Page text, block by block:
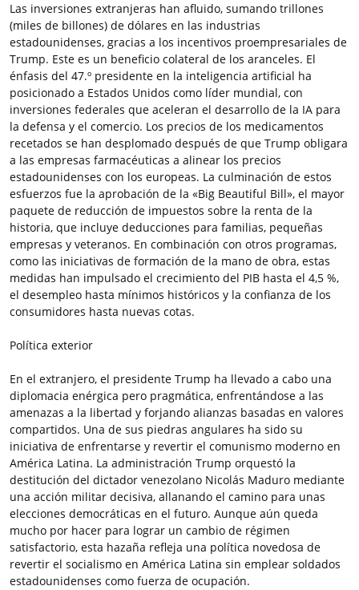
Las inversiones extranjeras han afluido, sumando trillones
(miles de billones) de dólares en las industrias
estadounidenses, gracias a los incentivos proempresariales de
Trump. Este es un beneficio colateral de los aranceles. El
énfasis del 47.º presidente en la inteligencia artificial ha
posicionado a Estados Unidos como líder mundial, con
inversiones federales que aceleran el desarrollo de la IA para
la defensa y el comercio. Los precios de los medicamentos
recetados se han desplomado después de que Trump obligara
a las empresas farmacéuticas a alinear los precios
estadounidenses con los europeas. La culminación de estos
esfuerzos fue la aprobación de la «Big Beautiful Bill», el mayor
paquete de reducción de impuestos sobre la renta de la
historia, que incluye deducciones para familias, pequeñas
empresas y veteranos. En combinación con otros programas,
como las iniciativas de formación de la mano de obra, estas
medidas han impulsado el crecimiento del PIB hasta el 4,5 %,
el desempleo hasta mínimos históricos y la confianza de los
consumidores hasta nuevas cotas.
Política exterior
En el extranjero, el presidente Trump ha llevado a cabo una
diplomacia enérgica pero pragmática, enfrentándose a las
amenazas a la libertad y forjando alianzas basadas en valores
compartidos. Una de sus piedras angulares ha sido su
iniciativa de enfrentarse y revertir el comunismo moderno en
América Latina. La administración Trump orquestó la
destitución del dictador venezolano Nicolás Maduro mediante
una acción militar decisiva, allanando el camino para unas
elecciones democráticas en el futuro. Aunque aún queda
mucho por hacer para lograr un cambio de régimen
satisfactorio, esta hazaña refleja una política novedosa de
revertir el socialismo en América Latina sin emplear soldados
estadounidenses como fuerza de ocupación.